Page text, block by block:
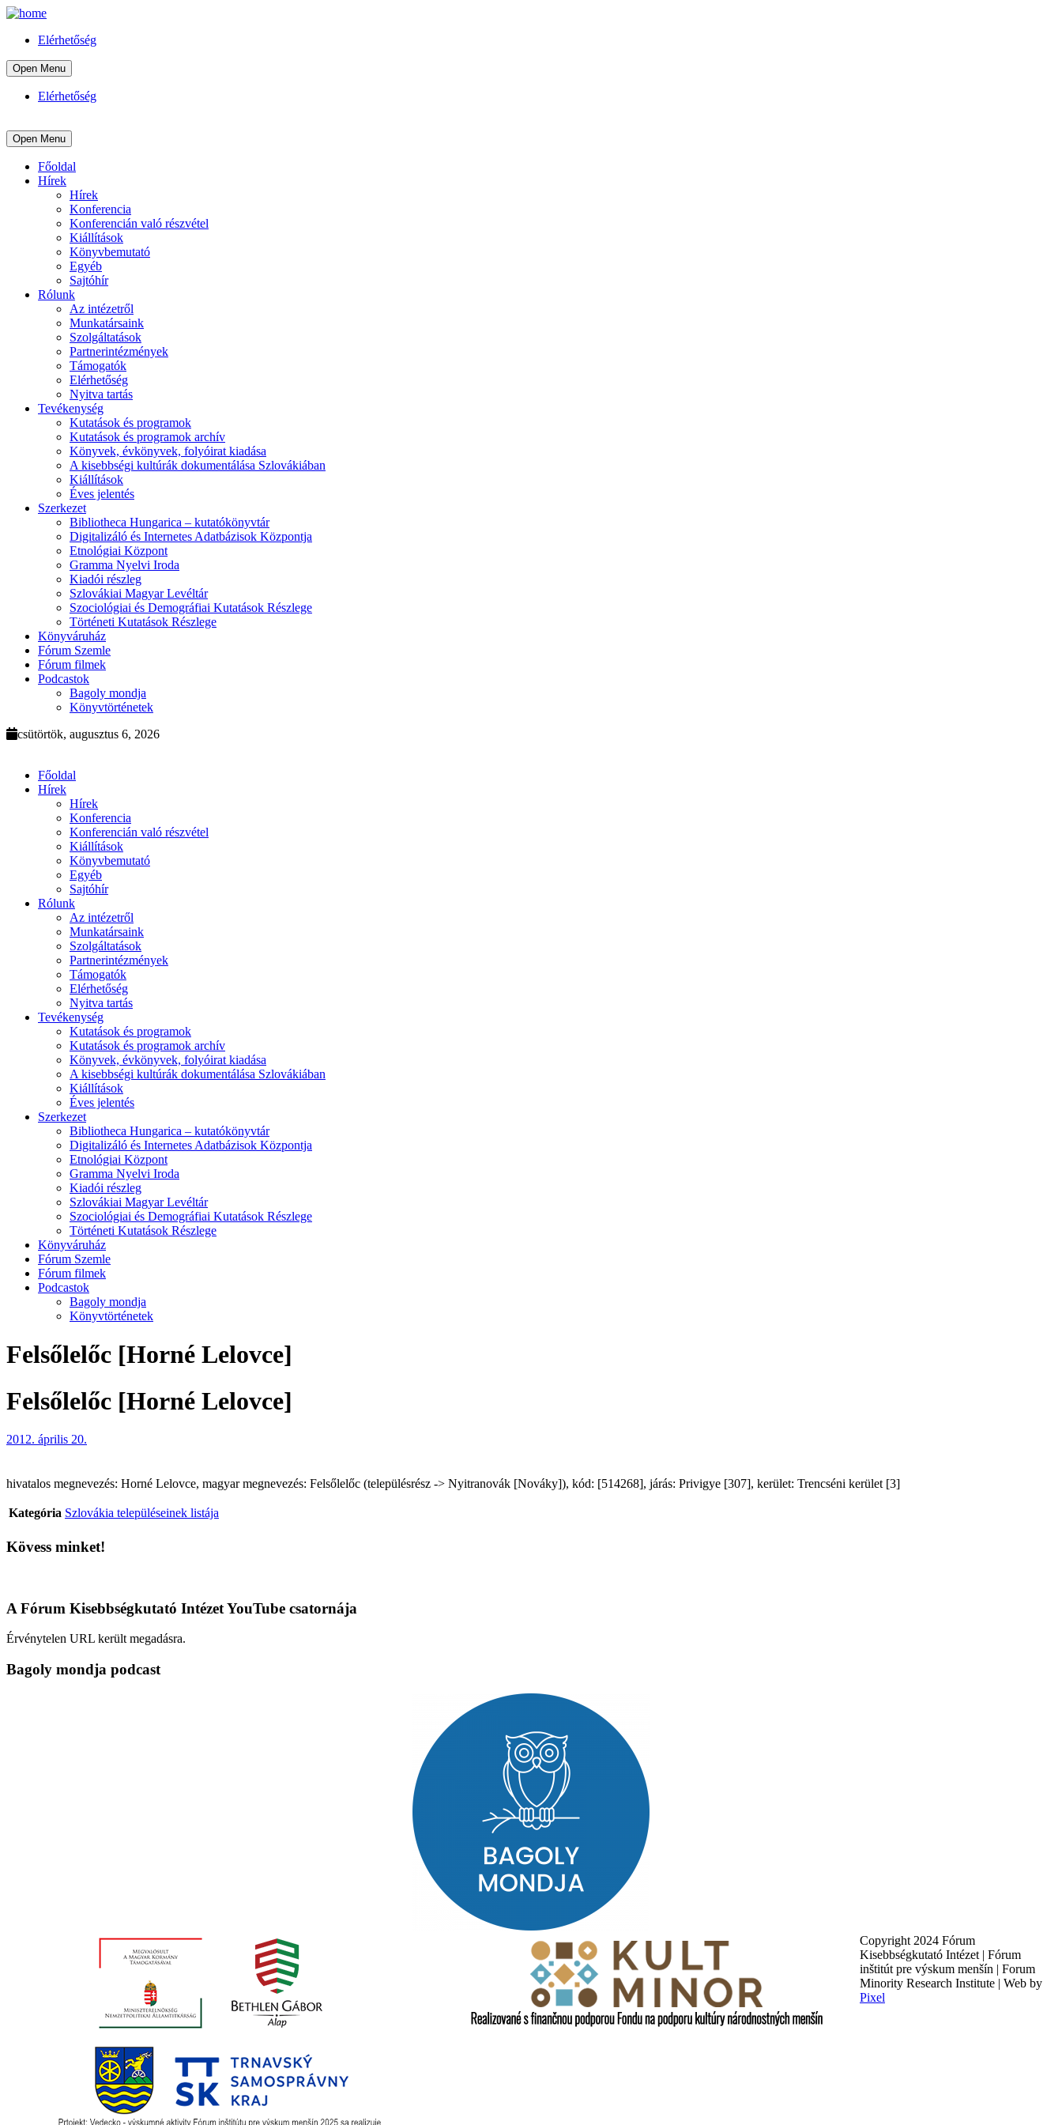
Elérhetőség
Open Menu
Elérhetőség
Open Menu
Főoldal
Hírek
Hírek
Konferencia
Konferencián való részvétel
Kiállítások
Könyvbemutató
Egyéb
Sajtóhír
Rólunk
Az intézetről
Munkatársaink
Szolgáltatások
Partnerintézmények
Támogatók
Elérhetőség
Nyitva tartás
Tevékenység
Kutatások és programok
Kutatások és programok archív
Könyvek, évkönyvek, folyóirat kiadása
A kisebbségi kultúrák dokumentálása Szlovákiában
Kiállítások
Éves jelentés
Szerkezet
Bibliotheca Hungarica – kutatókönyvtár
Digitalizáló és Internetes Adatbázisok Központja
Etnológiai Központ
Gramma Nyelvi Iroda
Kiadói részleg
Szlovákiai Magyar Levéltár
Szociológiai és Demográfiai Kutatások Részlege
Történeti Kutatások Részlege
Könyváruház
Fórum Szemle
Fórum filmek
Podcastok
Bagoly mondja
Könyvtörténetek
csütörtök, augusztus 6, 2026
Főoldal
Hírek
Hírek
Konferencia
Konferencián való részvétel
Kiállítások
Könyvbemutató
Egyéb
Sajtóhír
Rólunk
Az intézetről
Munkatársaink
Szolgáltatások
Partnerintézmények
Támogatók
Elérhetőség
Nyitva tartás
Tevékenység
Kutatások és programok
Kutatások és programok archív
Könyvek, évkönyvek, folyóirat kiadása
A kisebbségi kultúrák dokumentálása Szlovákiában
Kiállítások
Éves jelentés
Szerkezet
Bibliotheca Hungarica – kutatókönyvtár
Digitalizáló és Internetes Adatbázisok Központja
Etnológiai Központ
Gramma Nyelvi Iroda
Kiadói részleg
Szlovákiai Magyar Levéltár
Szociológiai és Demográfiai Kutatások Részlege
Történeti Kutatások Részlege
Könyváruház
Fórum Szemle
Fórum filmek
Podcastok
Bagoly mondja
Könyvtörténetek
Felsőlelőc [Horné Lelovce]
Felsőlelőc [Horné Lelovce]
2012. április 20.
hivatalos megnevezés: Horné Lelovce, magyar megnevezés: Felsőlelőc (településrész -> Nyitranovák [Nováky]), kód: [514268], járás: Privigye [307], kerület: Trencséni kerület [3]
Kategória Szlovákia településeinek listája
Kövess minket!
A Fórum Kisebbségkutató Intézet YouTube csatornája
Érvénytelen URL került megadásra.
Bagoly mondja podcast
Copyright 2024 Fórum
Kisebbségkutató Intézet | Fórum
inštitút pre výskum menšín | Forum
Minority Research Institute | Web by
Pixel